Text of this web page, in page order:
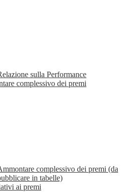
sulla Performance
complessivo dei premi
complessivo dei premi (da
in tabelle)
ai premi